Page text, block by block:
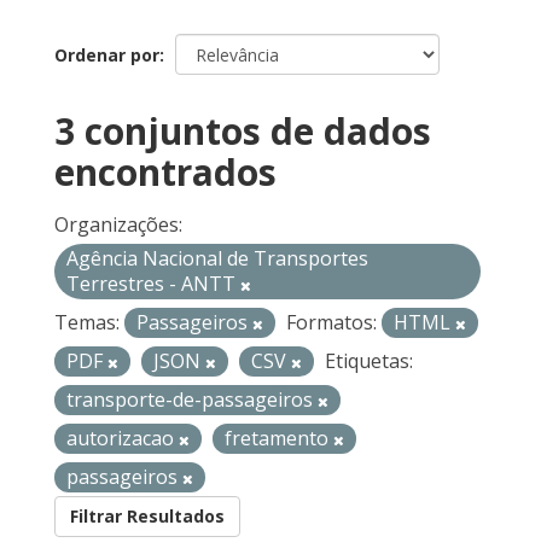
Ordenar por
3 conjuntos de dados
encontrados
Organizações:
Agência Nacional de Transportes
Terrestres - ANTT
Temas:
Passageiros Formatos:
HTML
PDF
JSON CSV
Etiquetas:
transporte-de-passageiros
autorizacao
fretamento
passageiros
Filtrar Resultados